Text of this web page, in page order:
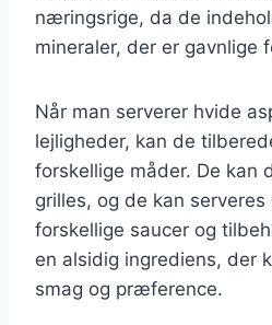
næringsrige, da de
mineraler, der er gavnlige
Når man serverer hvide
lejligheder, kan de
forskellige måder. De kan
grilles, og de kan
forskellige saucer og
en alsidig ingrediens, der
smag og præference.